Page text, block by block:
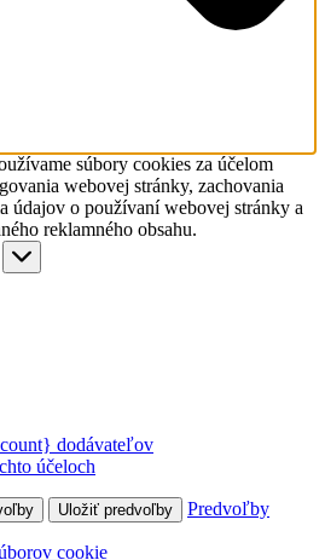
súbory cookies za účelom
webovej stránky, zachovania
údajov o používaní webovej stránky a
reklamného obsahu.
dodávateľov
účeloch
Uložiť predvoľby Predvoľby
cookie